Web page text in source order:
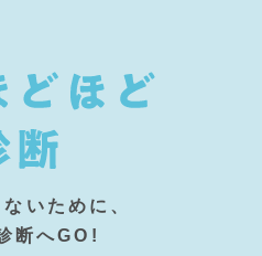
いために、
断へGO!